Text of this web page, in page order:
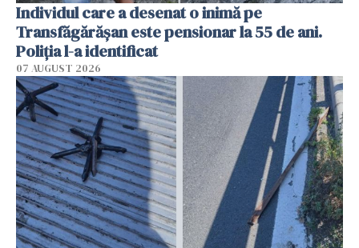
Individul care a desenat o inimă pe
Transfăgărășan este pensionar la 55 de ani.
Poliția l-a identificat
07 AUGUST 2026